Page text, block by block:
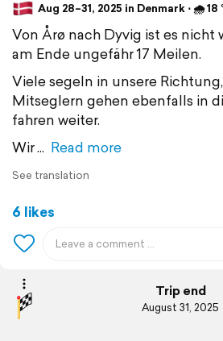
Aug 28–31, 2025 in Denmark ⋅ 🌧 18
Von Årø nach Dyvig ist es nicht
am Ende ungefähr 17 Meilen.
Viele segeln in unsere
Mitseglern gehen ebenfalls in
fahren weiter.
Wir
Read more
See translation
6 likes
Trip end
August 31, 2025